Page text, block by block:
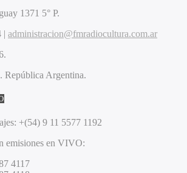
1371 5° P.
| administracion@fmradiocultura.com.ar
República Argentina.
+(54) 9 11 5577 1192
emisiones en VIVO:
4117